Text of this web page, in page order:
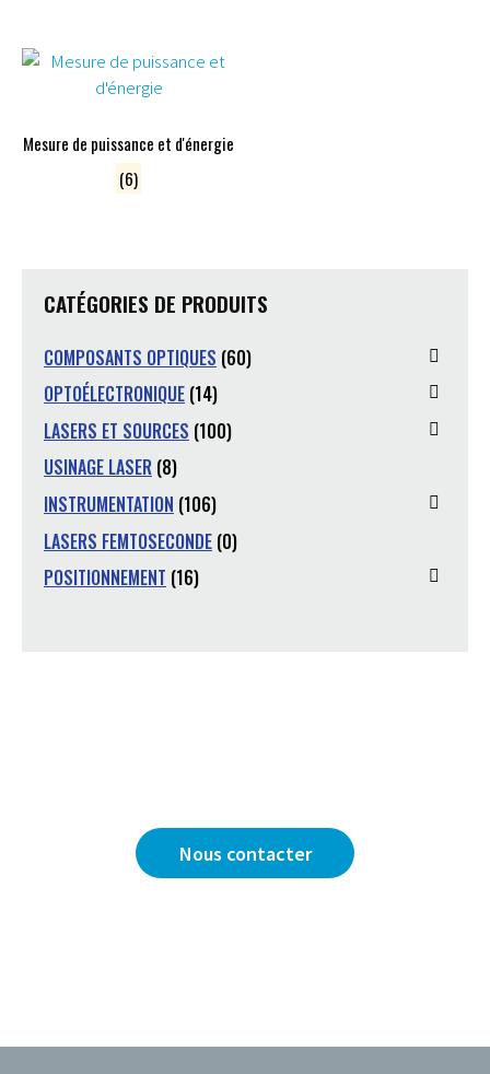
Mesure de puissance et d'énergie
(6)
CATÉGORIES DE PRODUITS
COMPOSANTS OPTIQUES (60)
OPTOÉLECTRONIQUE (14)
LASERS ET SOURCES (100)
USINAGE LASER (8)
INSTRUMENTATION (106)
LASERS FEMTOSECONDE (0)
POSITIONNEMENT (16)
Nous contacter